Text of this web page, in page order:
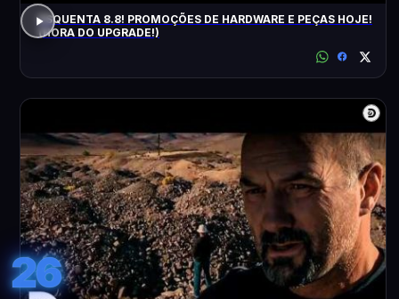
ESQUENTA 8.8! PROMOÇÕES DE HARDWARE E PEÇAS HOJE!
(HORA DO UPGRADE!)
26